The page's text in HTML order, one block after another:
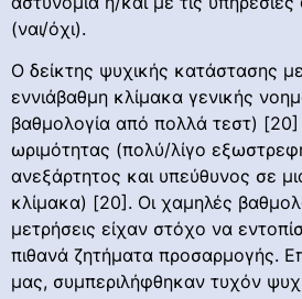
(ναι/όχι).
Ο δείκτης ψυχικής κατάστασης
εννιάβαθμη κλίμακα γενικής
βαθμολογία από πολλά τεστ) [20]
ωριμότητας (πολύ/λίγο
ανεξάρτητος και υπεύθυνος σε
κλίμακα) [20]. Οι χαμηλές
μετρήσεις είχαν στόχο να
πιθανά ζητήματα προσαρμογής.
μας, συμπεριλήφθηκαν τυχόν